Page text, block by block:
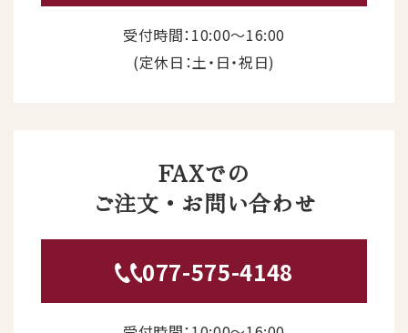
受付時間：10:00〜16:00
(定休日：土・日・祝日)
FAXでの
ご注文・お問い合わせ
077-575-4148